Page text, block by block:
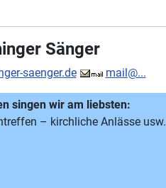
Sänger
saenger.de mail@...
singen wir am liebsten:
– kirchliche Anlässe usw.